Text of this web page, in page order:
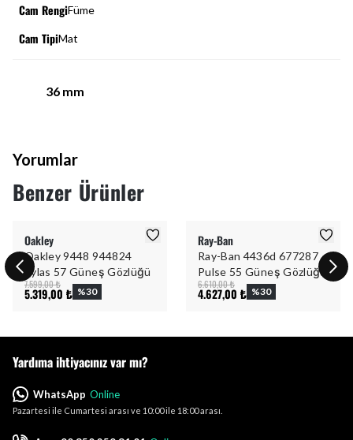
Cam RengiFüme
Cam TipiMat
36 mm
Yorumlar
Benzer Ürünler
Oakley
Oakley 9448 944824
Sylas 57 Güneş Gözlüğü
7.599,00 ₺
5.319,00 ₺ %30
Ray-Ban
Ray-Ban 4436d 677287
Pulse 55 Güneş Gözlüğü
6.610,00 ₺
4.627,00 ₺ %30
Yardıma ihtiyacınız var mı?
WhatsApp Online
Pazartesi ile Cumartesi arası ve 10:00 ile 18:00 arası.